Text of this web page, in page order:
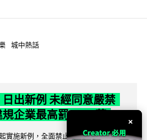
城中熱話
日出新例 未經同意嚴禁
企業最高罰 345 萬
實施新例，全面禁止企業未經消費者同意
×